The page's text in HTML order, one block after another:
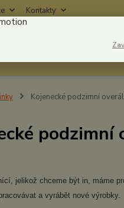
Kontakty
Kojenecké podzimní
podzimní
jelikož chceme být in, máme
a vyrábět nové výrobky.